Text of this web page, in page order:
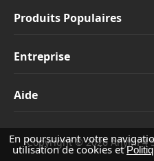
Produits Populaires
Entreprise
Aide
Copyright © 2026 AnyMP4
En poursuivant votre
utilisation de cookies et